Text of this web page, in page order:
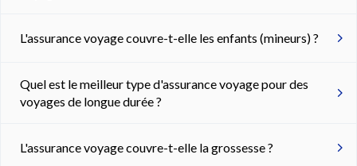
L'assurance voyage couvre-t-elle les enfants (mineurs) ?
Quel est le meilleur type d'assurance voyage pour des
voyages de longue durée ?
L'assurance voyage couvre-t-elle la grossesse ?